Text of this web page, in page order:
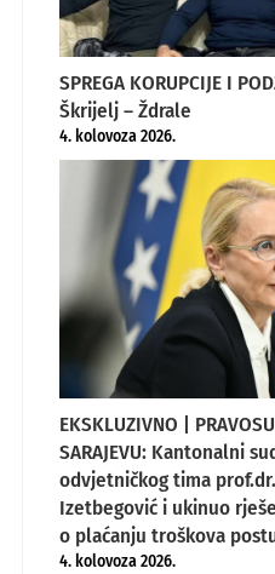
SPREGA KORUPCIJE I
Škrijelj – Ždrale
4. kolovoza 2026.
EKSKLUZIVNO |
SARAJEVU: Kantonalni
odvjetničkog tima
Izetbegović i ukinuo
o plaćanju troškova
4. kolovoza 2026.